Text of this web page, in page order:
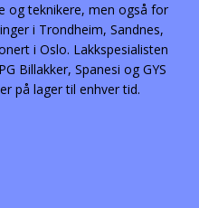
og teknikere, men også for
i Trondheim, Sandnes,
i Oslo. Lakkspesialisten
Billakker, Spanesi og GYS
på lager til enhver tid.